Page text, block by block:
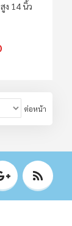
ง 14 นิ้ว
ต่อหน้า